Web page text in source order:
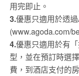
用完即止。
3.優惠只適用於透
(www.agoda.com/
4.優惠只適用於有
型，並在預訂時選
費，到酒店支付的